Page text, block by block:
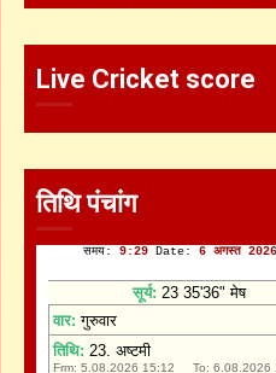
Live Cricket score
तिथि पंचांग